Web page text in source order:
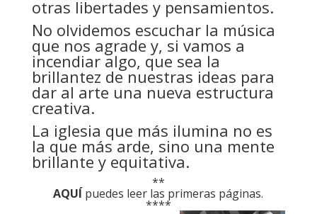
otras libertades y pensamientos.
No olvidemos escuchar la música
que nos agrade y, si vamos a
incendiar algo, que sea la
brillantez de nuestras ideas para
dar al arte una nueva estructura
creativa.
La iglesia que más ilumina no es
la que más arde, sino una mente
brillante y equitativa.
**
AQUÍ puedes leer las primeras páginas.
****